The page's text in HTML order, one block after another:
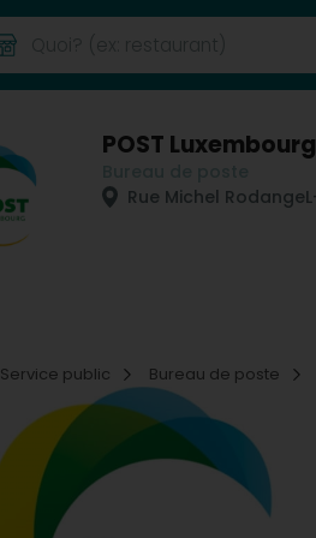
POST
Rue Michel Rodange
Service public Bureau de poste